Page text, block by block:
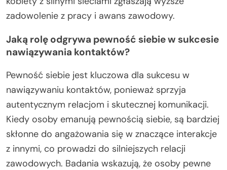
zadowolenie z pracy i awans zawodowy.
Jaką rolę odgrywa pewność siebie w sukcesie
nawiązywania kontaktów?
Pewność siebie jest kluczowa dla sukcesu w
nawiązywaniu kontaktów, ponieważ sprzyja
autentycznym relacjom i skutecznej komunikacji.
Kiedy osoby emanują pewnością siebie, są bardziej
skłonne do angażowania się w znaczące interakcje
z innymi, co prowadzi do silniejszych relacji
zawodowych. Badania wskazują, że osoby pewne